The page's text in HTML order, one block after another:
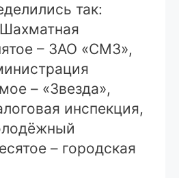
так:
– ЗАО «СМЗ»,
– «Звезда»,
инспекция,
– городская